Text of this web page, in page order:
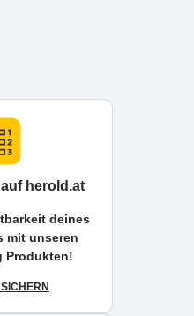
herold.at
deines
mit unseren
Produkten!